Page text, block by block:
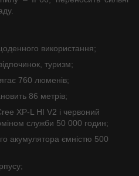
використання;
туризм;
760 люменів;
86 метрів;
XP-L HI V2 і червоний
служби 50 000 годин;
акумулятора ємністю 500